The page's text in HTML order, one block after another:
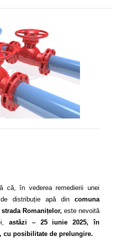
că, în vederea remedierii unei
distribuție apă din comuna
Romanițelor, este nevoită
astăzi – 25 iunie 2025, în
cu posibilitate de prelungire.